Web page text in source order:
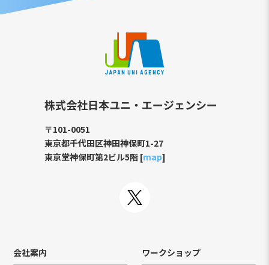
株式会社日本ユニ・エージェンシー
〒101-0051
東京都千代田区神田神保町1-27
東京堂神保町第2ビル5階 [map]
会社案内 ワークショップ